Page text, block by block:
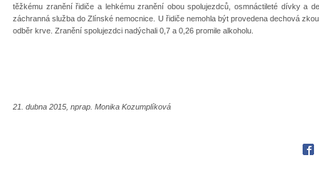
těžkému zranění řidiče a lehkému zranění obou spolujezdců, osmnáctileté dívky a
záchranná služba do Zlínské nemocnice. U řidiče nemohla být provedena dechová
odběr krve. Zranění spolujezdci nadýchali 0,7 a 0,26 promile alkoholu.
21. dubna 2015, nprap. Monika Kozumplíková